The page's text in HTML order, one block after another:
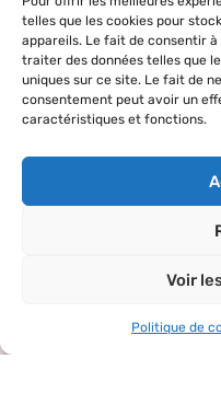
telles que les cookies pour
appareils. Le fait de consentir
traiter des données telles que
uniques sur ce site. Le fait de
consentement peut avoir un
caractéristiques et fonctions.
Voir
Politique de
Qui sommes-
nous ?
Nos valeurs
La charte AVF
Nos
Accueil
nouveaux
arrivants
Activités